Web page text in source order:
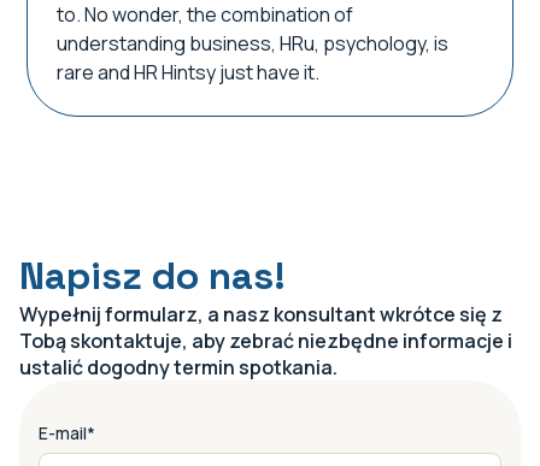
to. No wonder, the combination of
understanding business, HRu, psychology, is
rare and HR Hintsy just have it.
Napisz do nas!
Wypełnij formularz, a nasz konsultant wkrótce się z
Tobą skontaktuje, aby zebrać niezbędne informacje i
ustalić dogodny termin spotkania.
E-mail*